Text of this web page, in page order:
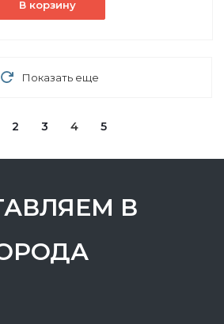
В корзину
Показать еще
2 3 4 5
В